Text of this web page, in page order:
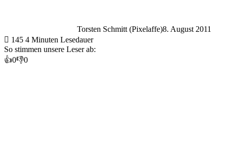
Torsten Schmitt (Pixelaffe)8. August 2011
145 4 Minuten Lesedauer
So stimmen unsere Leser ab:
👍0👎0